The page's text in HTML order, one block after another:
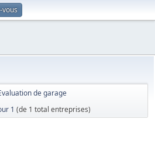
vous
de garage
1 (de 1 total entreprises)